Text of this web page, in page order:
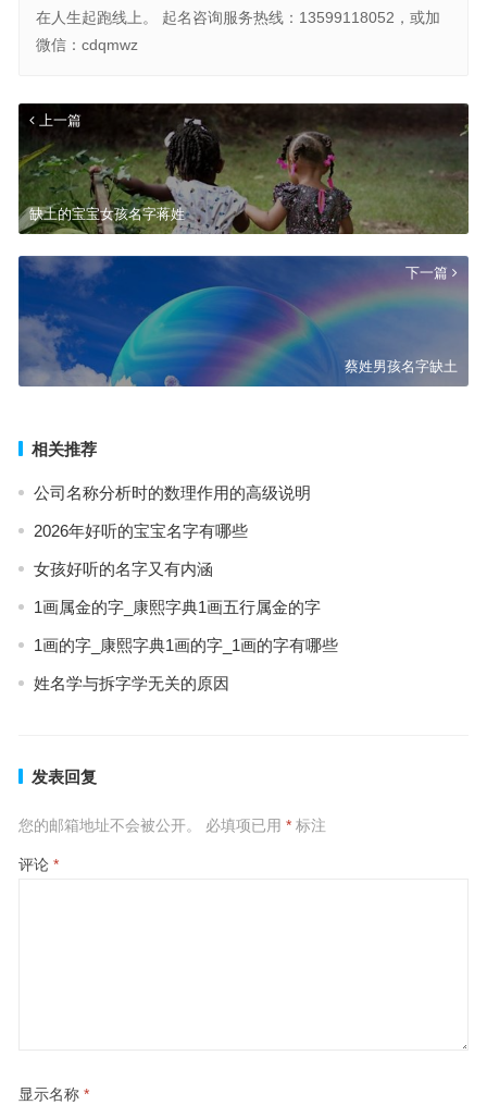
在人生起跑线上。 起名咨询服务热线：13599118052，或加
微信：cdqmwz
上一篇
缺土的宝宝女孩名字蒋姓
下一篇
蔡姓男孩名字缺土
相关推荐
公司名称分析时的数理作用的高级说明
2026年好听的宝宝名字有哪些
女孩好听的名字又有内涵
1画属金的字_康熙字典1画五行属金的字
1画的字_康熙字典1画的字_1画的字有哪些
姓名学与拆字学无关的原因
发表回复
您的邮箱地址不会被公开。 必填项已用 *标注
评论 *
显示名称 *